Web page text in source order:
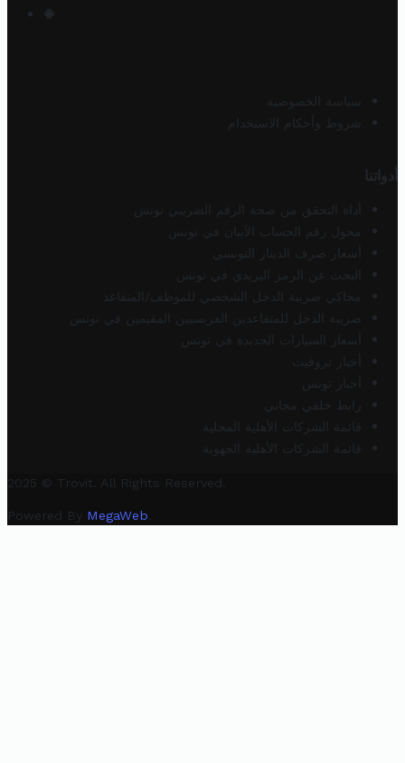
سياسة الخصوصية
شروط وأحكام الاستخدام
أدواتنا
أداة التحقق من صحة الرقم الضريبي تونس
محول رقم الحساب الآيبان في تونس
أسعار صرف الدينار التونسي
البحث عن الرمز البريدي في تونس
محاكي ضريبة الدخل الشخصي للموظف/المتقاعد
ضريبة الدخل للمتقاعدين الفرنسيين المقيمين في تونس
أسعار السيارات الجديدة في تونس
أخبار تروفيت
أخبار تونس
رابط خلفي مجاني
قائمة الشركات الأهلية المحلية
قائمة الشركات الأهلية الجهوية
2025 © Trovit. All Rights Reserved.
Powered By MegaWeb